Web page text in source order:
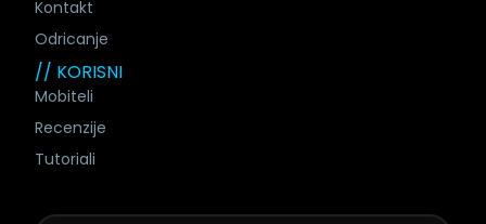
Kontakt
Odricanje
// KORISNI
Mobiteli
Recenzije
Tutoriali